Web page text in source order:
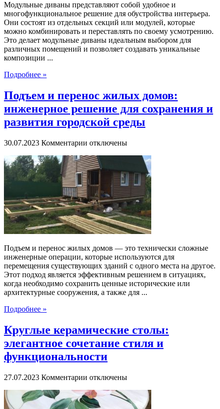
Модульные диваны представляют собой удобное и
многофункциональное решение для обустройства интерьера.
Они состоят из отдельных секций или модулей, которые
можно комбинировать и переставлять по своему усмотрению.
Это делает модульные диваны идеальным выбором для
различных помещений и позволяет создавать уникальные
композиции ...
Подробнее »
Подъем и перенос жилых домов:
инженерное решение для сохранения и
развития городской среды
30.07.2023 Комментарии к
Подъем
и
перенос
жилых
домов:
инженерное
решение
для
сохранения
развития
городской
среды
отключены
Подъем и перенос жилых домов — это технически сложные
инженерные операции, которые используются для
перемещения существующих зданий с одного места на другое.
Этот подход является эффективным решением в ситуациях,
когда необходимо сохранить ценные исторические или
архитектурные сооружения, а также для ...
Подробнее »
Круглые керамические столы:
элегантное сочетание стиля и
функциональности
27.07.2023 Комментарии к
Круглые
керамические
отключены